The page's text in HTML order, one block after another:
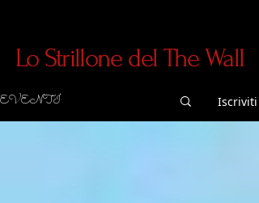
Lo Strillone del The Wall
EVENTI Iscriviti